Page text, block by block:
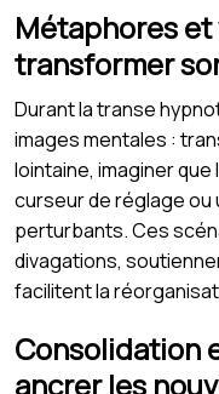
Métaphores
transformer
Durant la transe
images mentales :
lointaine, imaginer que
curseur de réglage ou
perturbants. Ces
divagations,
facilitent la
Consolidation
ancrer les